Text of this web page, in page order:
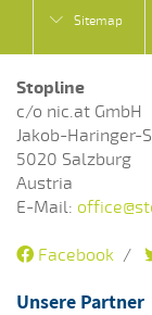
Sitemap
Stopline
c/o nic.at GmbH
Jakob-Haringer-
5020 Salzburg
Austria
E-Mail:
Facebook /
Unsere Partner